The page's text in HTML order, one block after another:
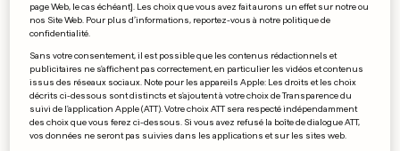
Haussler ne craint pas la pluie
0 0
page Web, le cas échéant]. Les choix que vous avez fait aurons un effet sur notre ou
nos Site Web. Pour plus d’informations, reportez-vous à notre politique de
confidentialité.
Sans votre consentement, il est possible que les contenus rédactionnels et
publicitaires ne s'affichent pas correctement, en particulier les vidéos et contenus
issus des réseaux sociaux. Note pour les appareils Apple: Les droits et les choix
décrits ci-dessous sont distincts et s'ajoutent à votre choix de Transparence du
suivi de l'application Apple (ATT). Votre choix ATT sera respecté indépendamment
des choix que vous ferez ci-dessous. Si vous avez refusé la boîte de dialogue ATT,
vos données ne seront pas suivies dans les applications et sur les sites web.